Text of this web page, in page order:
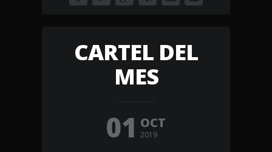
CARTEL DEL
MES
01 OCT
2019